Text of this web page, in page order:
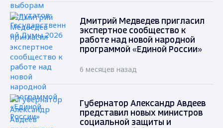
Дмитрий Медведев пригласил
экспертное сообщество к
работе над новой народной
программой «Единой России»
6 месяцев назад
Губернатор Александр Авдеев
представил новых министров
социальной защиты и